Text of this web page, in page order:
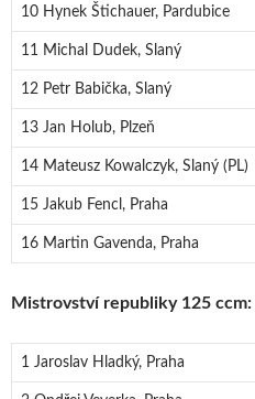
10 Hynek Štichauer, Pardubice
11 Michal Dudek, Slaný
12 Petr Babička, Slaný
13 Jan Holub, Plzeň
14 Mateusz Kowalczyk, Slaný (PL)
15 Jakub Fencl, Praha
16 Martin Gavenda, Praha
Mistrovství republiky 125 ccm:
1 Jaroslav Hladký, Praha